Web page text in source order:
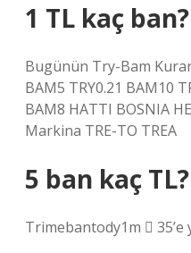
1 TL kaç ban?
Bugünün Try-Bam
BAM5 TRY0.21 BAM10
BAM8 HATTI BOSNIA
Markina TRE-TO TREA
5 ban kaç TL?
Trimebantody1m  35’e